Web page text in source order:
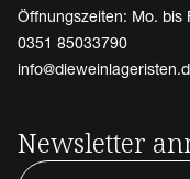
Öffnungszeiten: Mo. bis
0351 85033790
Newsletter